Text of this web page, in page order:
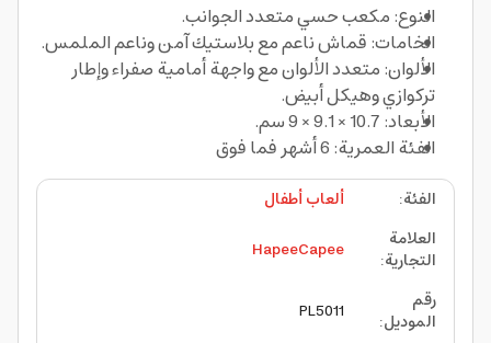
النوع: مكعب حسي متعدد الجوانب.
الخامات: قماش ناعم مع بلاستيك آمن وناعم الملمس.
الألوان: متعدد الألوان مع واجهة أمامية صفراء وإطار
تركوازي وهيكل أبيض.
الأبعاد: 10.7 × 9.1 × 9 سم.
الفئة العمرية: 6 أشهر فما فوق
الفئة:
ألعاب أطفال
العلامة
التجارية:
HapeeCapee
رقم
الموديل:
PL5011